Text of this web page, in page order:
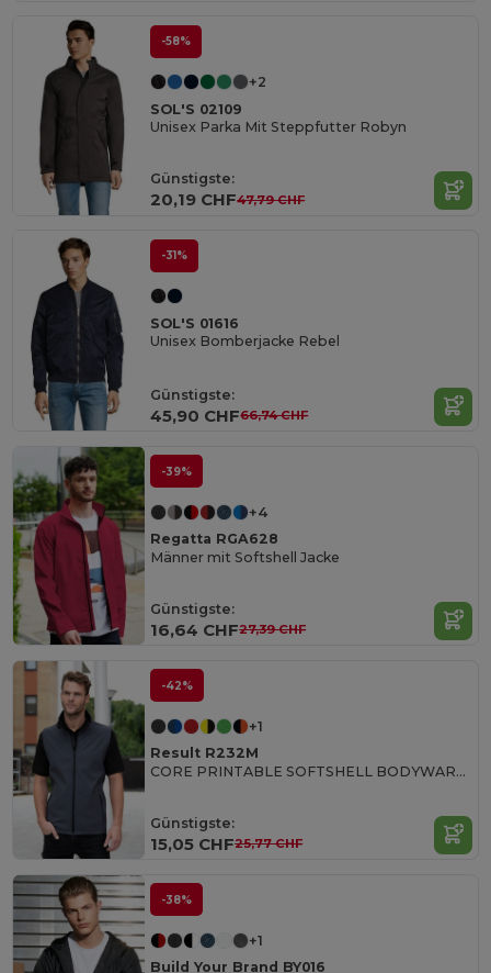
-58%
+2
SOL'S 02109
Unisex Parka Mit Steppfutter Robyn
Günstigste:
20,19 CHF47,79 CHF
-31%
SOL'S 01616
Unisex Bomberjacke Rebel
Günstigste:
45,90 CHF66,74 CHF
-39%
+4
Regatta RGA628
Männer mit Softshell Jacke
Günstigste:
16,64 CHF27,39 CHF
-42%
+1
Result R232M
CORE PRINTABLE SOFTSHELL BODYWARMER
Günstigste:
15,05 CHF25,77 CHF
-38%
+1
Build Your Brand BY016